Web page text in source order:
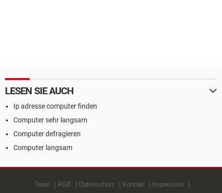
LESEN SIE AUCH
Ip adresse computer finden
Computer sehr langsam
Computer defragieren
Computer langsam
Team AGB Datenschutz Kontakt Impressum